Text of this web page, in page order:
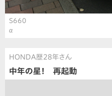
S660
α
HONDA歴28年さん
中年の星！ 再起動